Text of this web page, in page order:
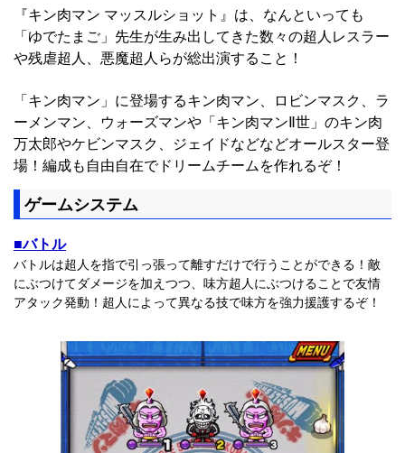
『キン肉マン マッスルショット』は、なんといっても
「ゆでたまご」先生が生み出してきた数々の超人レスラー
や残虐超人、悪魔超人らが総出演すること！
「キン肉マン」に登場するキン肉マン、ロビンマスク、ラ
ーメンマン、ウォーズマンや「キン肉マンⅡ世」のキン肉
万太郎やケビンマスク、ジェイドなどなどオールスター登
場！編成も自由自在でドリームチームを作れるぞ！
ゲームシステム
■バトル
バトルは超人を指で引っ張って離すだけで行うことができる！敵
にぶつけてダメージを加えつつ、味方超人にぶつけることで友情
アタック発動！超人によって異なる技で味方を強力援護するぞ！